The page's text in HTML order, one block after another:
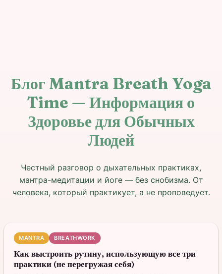
Блог Mantra Breath Yoga
Time — Информация о
Здоровье для Обычных
Людей
Честный разговор о дыхательных практиках,
мантра-медитации и йоге — без снобизма. От
человека, который практикует, а не проповедует.
MANTRA BREATHWORK
Как выстроить рутину, использующую все три
практики (не перегружая себя)